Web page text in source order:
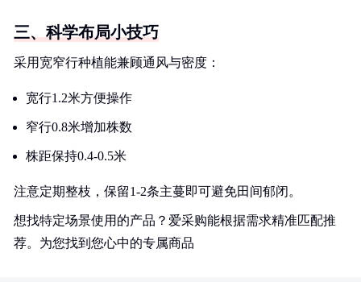
三、科学布局小技巧
采用宽窄行种植能兼顾通风与密度：
宽行1.2米方便操作
窄行0.8米增加株数
株距保持0.4-0.5米
注意定期整枝，保留1-2条主蔓即可避免田间郁闭。
想找特定场景使用的产品？爱采购能根据需求精准匹配推
荐。为您找到您心中的专属商品